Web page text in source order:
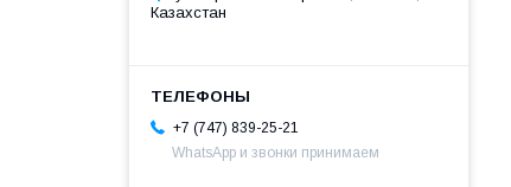
Казахстан
+7 (747) 839-25-21
WhatsApp и звонки принимаем